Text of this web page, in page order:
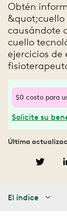
Obtén
causándote
cuello
ejercicios de
$0 costo para
Solicite su
Última
El índice